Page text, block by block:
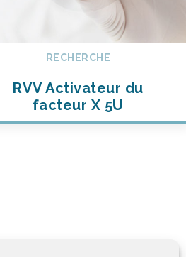
RECHERCHE
RVV Activateur du
facteur X 5U
principal